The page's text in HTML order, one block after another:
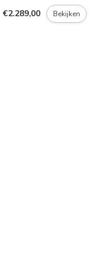
€2.289,00 Bekijken